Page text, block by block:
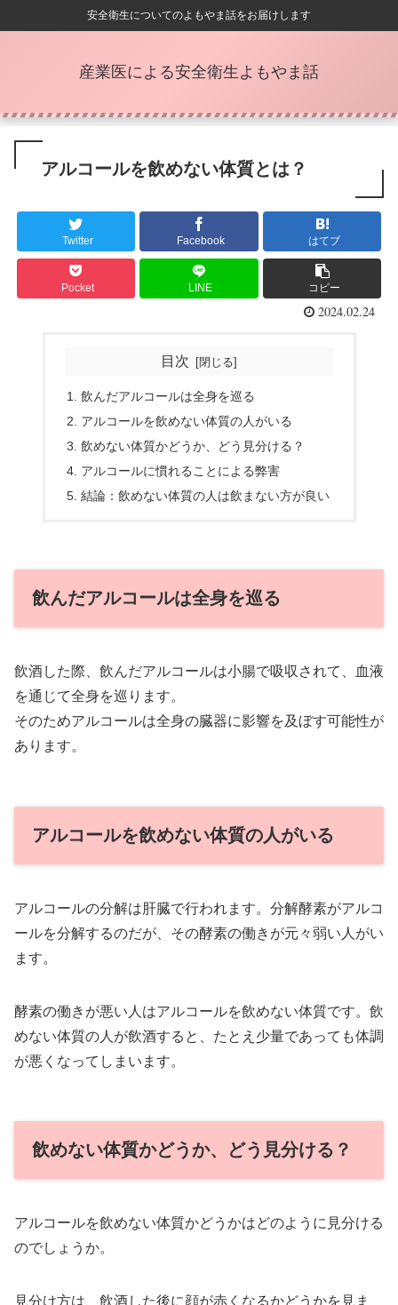
安全衛生についてのよもやま話をお届けします
産業医による安全衛生よもやま話
アルコールを飲めない体質とは？
Twitter Facebook はてブ
Pocket LINE コピー
2024.02.24
目次
飲んだアルコールは全身を巡る
アルコールを飲めない体質の人がいる
飲めない体質かどうか、どう見分ける？
アルコールに慣れることによる弊害
結論：飲めない体質の人は飲まない方が良い
飲んだアルコールは全身を巡る
飲酒した際、飲んだアルコールは小腸で吸収されて、血液
を通じて全身を巡ります。
そのためアルコールは全身の臓器に影響を及ぼす可能性が
あります。
アルコールを飲めない体質の人がいる
アルコールの分解は肝臓で行われます。分解酵素がアルコ
ールを分解するのだが、その酵素の働きが元々弱い人がい
ます。
酵素の働きが悪い人はアルコールを飲めない体質です。飲
めない体質の人が飲酒すると、たとえ少量であっても体調
が悪くなってしまいます。
飲めない体質かどうか、どう見分ける？
アルコールを飲めない体質かどうかはどのように見分ける
のでしょうか。
見分け方は、飲酒した後に顔が赤くなるかどうかを見ま